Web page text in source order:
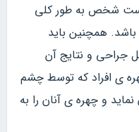
است شخص به طور کلی
همچنین باید
جراحی و نتایج آن
ی افراد که توسط چشم
و چهره ی آنان را به